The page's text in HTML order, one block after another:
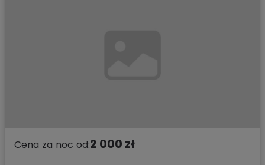
Cena za noc od:2 000 zł